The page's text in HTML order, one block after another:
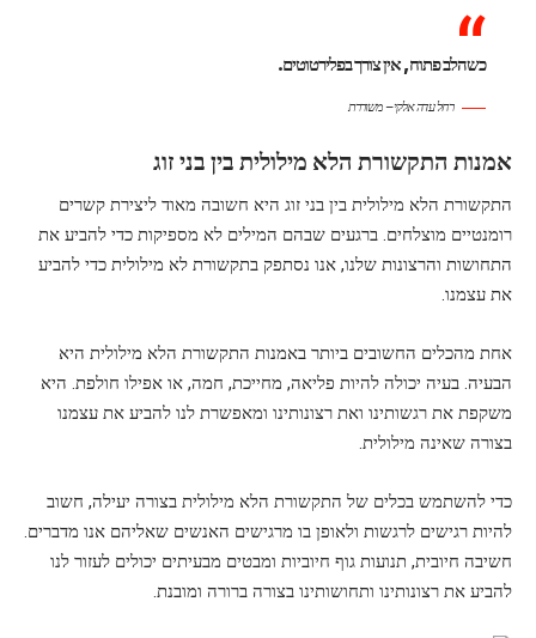
כשהלב פתוח, אין צורך בפלירטוטים.
רחל עדה אלקי – משוררת
אמנות התקשורת הלא מילולית בין בני זוג
התקשורת הלא מילולית בין בני זוג היא חשובה מאוד ליצירת קשרים
רומנטיים מוצלחים. ברגעים שבהם המילים לא מספיקות כדי להביע את
התחושות והרצונות שלנו, אנו נסתפק בתקשורת לא מילולית כדי להביע
את עצמנו.
אחת מהכלים החשובים ביותר באמנות התקשורת הלא מילולית היא
הבעיה. בעיה יכולה להיות פליאה, מחייכת, חמה, או אפילו חולפת. היא
משקפת את רגשותינו ואת רצונותינו ומאפשרת לנו להביע את עצמנו
בצורה שאינה מילולית.
כדי להשתמש בכלים של התקשורת הלא מילולית בצורה יעילה, חשוב
להיות רגישים לרגשות ולאופן בו מרגישים האנשים שאליהם אנו מדברים.
חשיבה חיובית, תנועות גוף חיוביות ומבטים מבעיתים יכולים לעזור לנו
להביע את רצונותינו ותחושותינו בצורה ברורה ומובנת.